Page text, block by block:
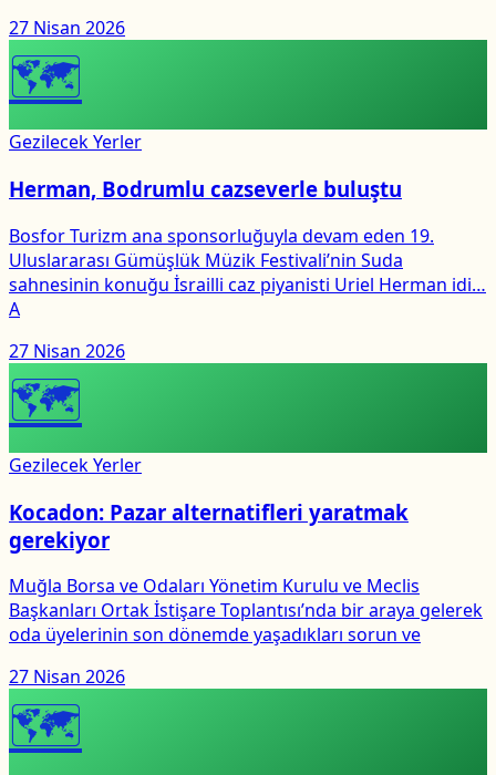
27 Nisan 2026
🗺
Gezilecek Yerler
Herman, Bodrumlu cazseverle buluştu
Bosfor Turizm ana sponsorluğuyla devam eden 19.
Uluslararası Gümüşlük Müzik Festivali’nin Suda
sahnesinin konuğu İsrailli caz piyanisti Uriel Herman idi…
A
27 Nisan 2026
🗺
Gezilecek Yerler
Kocadon: Pazar alternatifleri yaratmak
gerekiyor
Muğla Borsa ve Odaları Yönetim Kurulu ve Meclis
Başkanları Ortak İstişare Toplantısı’nda bir araya gelerek
oda üyelerinin son dönemde yaşadıkları sorun ve
27 Nisan 2026
🗺